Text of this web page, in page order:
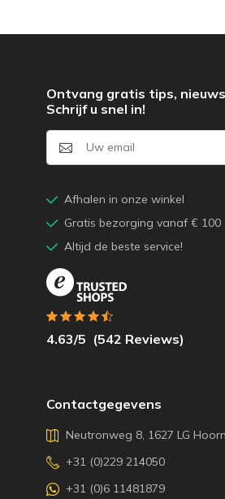
Contactgegevens
Neutronweg 8, 1627 LG Hoorn
+31 (0)229 214050
+31 (0)6 11481879
Ontvang gratis tips,
Schrijf u snel in!
Afhalen in onze winkel
Gratis bezorging vanaf € 100
Altijd de beste service!
4.63/5 (542 Reviews)